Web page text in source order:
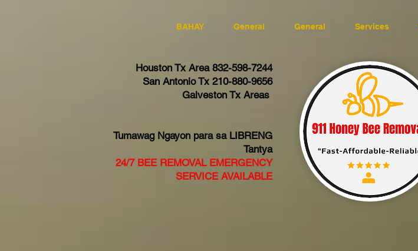
BAHAY General General Services
Houston Tx Area 832-598-7244
San Antonio Tx 210-880-9656
Galveston Tx Areas
Tumawag Ngayon para sa LIBRENG
Tantya
24/7 BEE REMOVAL EMERGENCY
SERVICE AVAILABLE